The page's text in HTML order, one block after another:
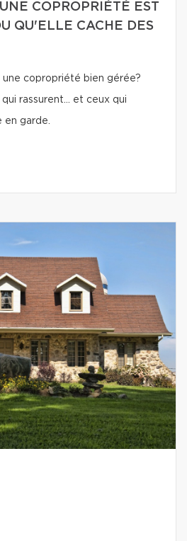
COPROPRIÉTÉ EST
QU'ELLE CACHE DES
copropriété bien gérée?
rassurent… et ceux qui
en garde.